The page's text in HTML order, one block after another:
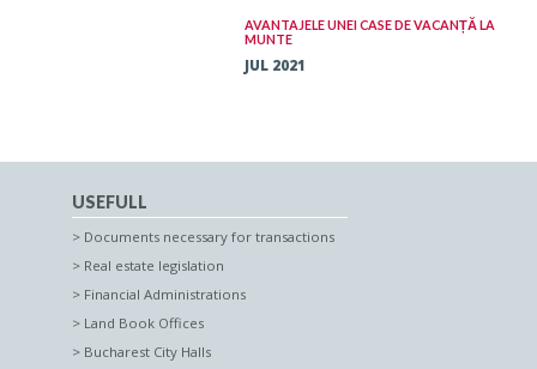
AVANTAJELE UNEI CASE DE VACANȚĂ LA
MUNTE
JUL 2021
USEFULL
Documents necessary for transactions
Real estate legislation
Financial Administrations
Land Book Offices
Bucharest City Halls